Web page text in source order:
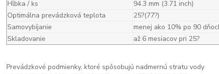
Hĺbka / ks
94.3 mm (3.71 inch)
Optimálna prevádzková teplota
25?(77?)
Samovybíjanie
menej ako 10% po 90
Skladovanie
až 6 mesiacov pri 25?
Prevádzkové podmienky, ktoré spôsobujú nadmernú stratu vody